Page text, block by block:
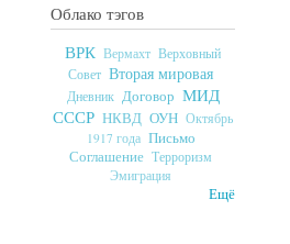
Облако тэгов
ВРК Вермахт Верховный
Совет Вторая мировая
Дневник Договор МИД
СССР НКВД ОУН Октябрь
1917 года Письмо
Соглашение Терроризм
Эмиграция
Ещё